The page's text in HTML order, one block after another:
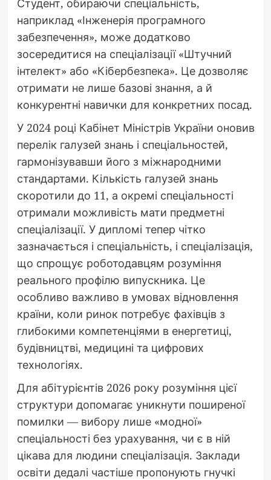
Студент, обираючи спеціальність,
наприклад «Інженерія програмного
забезпечення», може додатково
зосередитися на спеціалізації «Штучний
інтелект» або «Кібербезпека». Це дозволяє
отримати не лише базові знання, а й
конкурентні навички для конкретних посад.
У 2024 році Кабінет Міністрів України оновив
перелік галузей знань і спеціальностей,
гармонізувавши його з міжнародними
стандартами. Кількість галузей знань
скоротили до 11, а окремі спеціальності
отримали можливість мати предметні
спеціалізації. У дипломі тепер чітко
зазначається і спеціальність, і спеціалізація,
що спрощує роботодавцям розуміння
реального профілю випускника. Це
особливо важливо в умовах відновлення
країни, коли ринок потребує фахівців з
глибокими компетенціями в енергетиці,
будівництві, медицині та цифрових
технологіях.
Для абітурієнтів 2026 року розуміння цієї
структури допомагає уникнути поширеної
помилки — вибору лише «модної»
спеціальності без урахування, чи є в ній
цікава для людини спеціалізація. Заклади
освіти дедалі частіше пропонують гнучкі